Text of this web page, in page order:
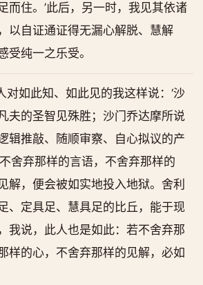
而住。’此后，另一时，我见其依诸
以自证通证得无漏心解脱、慧解
受纯一之乐受。
对如此知、如此见的我这样说：‘沙
夫的圣智见殊胜；沙门乔达摩所说
辑推敲、随顺审察、自心拟议的产
舍弃那样的言语，不舍弃那样的
解，便会被如实地投入地狱。舍利
、定具足、慧具足的比丘，能于现
我说，此人也是如此：若不舍弃那
样的心，不舍弃那样的见解，必如